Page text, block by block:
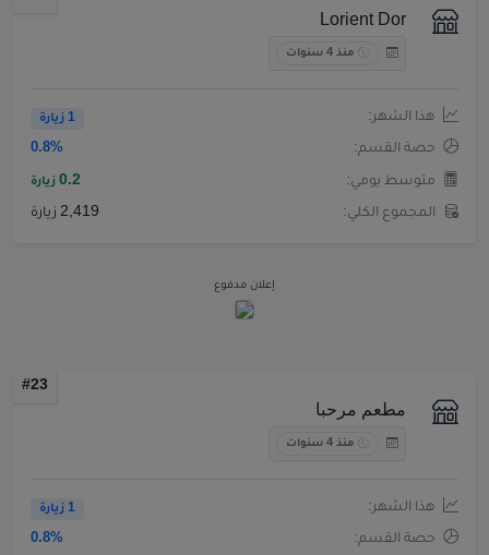
Lorient Dor
منذ 4 سنوات
هذا الشهر: 1 زيارة
حصة القسم: 0.8%
متوسط يومي: 0.2 زيارة
المجموع الكلي: 2,419 زيارة
إعلان مدفوع
#23
مطعم مرحبا
منذ 4 سنوات
هذا الشهر: 1 زيارة
حصة القسم: 0.8%